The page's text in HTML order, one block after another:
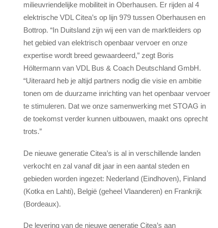
milieuvriendelijke mobiliteit in Oberhausen. Er rijden al 4
elektrische VDL Citea’s op lijn 979 tussen Oberhausen en
Bottrop. “In Duitsland zijn wij een van de marktleiders op
het gebied van elektrisch openbaar vervoer en onze
expertise wordt breed gewaardeerd,” zegt Boris
Höltermann van VDL Bus & Coach Deutschland GmbH.
“Uiteraard heb je altijd partners nodig die visie en ambitie
tonen om de duurzame inrichting van het openbaar vervoer
te stimuleren. Dat we onze samenwerking met STOAG in
de toekomst verder kunnen uitbouwen, maakt ons oprecht
trots.”
De nieuwe generatie Citea’s is al in verschillende landen
verkocht en zal vanaf dit jaar in een aantal steden en
gebieden worden ingezet: Nederland (Eindhoven), Finland
(Kotka en Lahti), België (geheel Vlaanderen) en Frankrijk
(Bordeaux).
De levering van de nieuwe generatie Citea’s aan